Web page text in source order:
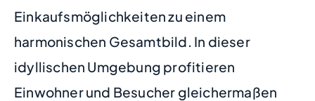
Einkaufsmöglichkeiten zu einem
harmonischen Gesamtbild. In dieser
idyllischen Umgebung profitieren
Einwohner und Besucher gleichermaßen